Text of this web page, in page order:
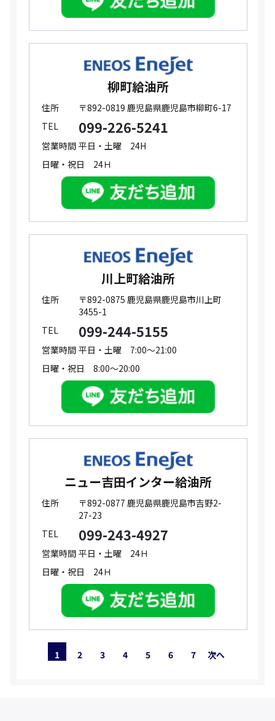
柳町給油所
住所
〒892-0819 鹿児島県鹿児島市柳町6-17
TEL
099-226-5241
営業時間 平日・土曜 24H
日曜・祝日 24Ｈ
川上町給油所
住所
〒892-0875 鹿児島県鹿児島市川上町
3455-1
TEL
099-244-5155
営業時間 平日・土曜 7:00～21:00
日曜・祝日 8:00～20:00
ニュー吉田インター給油所
住所
〒892-0877 鹿児島県鹿児島市吉野2-
27-23
TEL
099-243-4927
営業時間 平日・土曜 24Ｈ
日曜・祝日 24Ｈ
1 2 3 4 5 6 7 次へ